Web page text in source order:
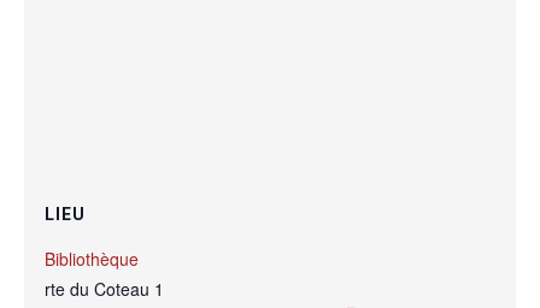
LIEU
Bibliothèque
rte du Coteau 1